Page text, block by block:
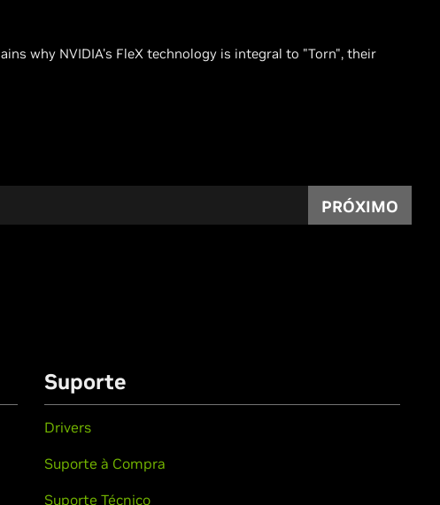
why NVIDIA's FleX technology is integral to "Torn", their
PRÓXIMO
Suporte
Drivers
Suporte à Compra
Suporte Técnico